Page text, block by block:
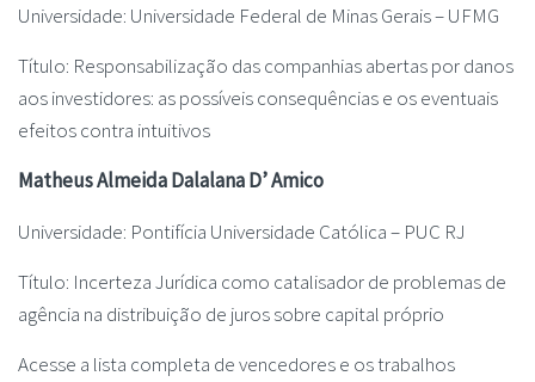
Universidade: Universidade Federal de Minas Gerais – UFMG
Título: Responsabilização das companhias abertas por danos
aos investidores: as possíveis consequências e os eventuais
efeitos contra intuitivos
Matheus Almeida Dalalana D’ Amico
Universidade: Pontifícia Universidade Católica – PUC RJ
Título: Incerteza Jurídica como catalisador de problemas de
agência na distribuição de juros sobre capital próprio
Acesse a lista completa de vencedores e os trabalhos